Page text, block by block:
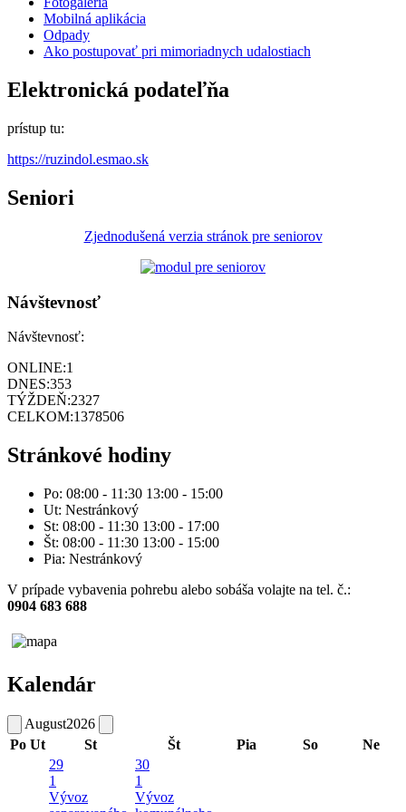
Mobilná aplikácia
Odpady
Ako postupovať pri mimoriadnych udalostiach
Elektronická podateľňa
prístup tu:
https://ruzindol.esmao.sk
Seniori
Zjednodušená verzia stránok pre seniorov
Návštevnosť
Návštevnosť:
ONLINE:1
DNES:353
TÝŽDEŇ:2327
CELKOM:1378506
Stránkové hodiny
Po: 08:00 - 11:30 13:00 - 15:00
Ut: Nestránkový
St: 08:00 - 11:30 13:00 - 17:00
Št: 08:00 - 11:30 13:00 - 15:00
Pia: Nestránkový
V prípade vybavenia pohrebu alebo sobáša volajte na tel. č.:
0904 683 688
Kalendár
August2026
Po Ut St Št Pia So Ne
29
1
Vývoz
30
1
Vývoz